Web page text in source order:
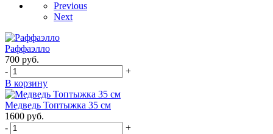
Previous
Next
Раффаэлло
700 руб.
-
+
В корзину
Медведь Топтыжка 35 см
1600 руб.
-
+